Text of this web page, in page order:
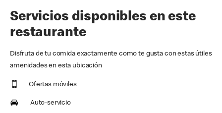
Servicios disponibles en este
restaurante
Disfruta de tu comida exactamente como te gusta con estas útiles
amenidades en esta ubicación
Ofertas móviles
Auto-servicio